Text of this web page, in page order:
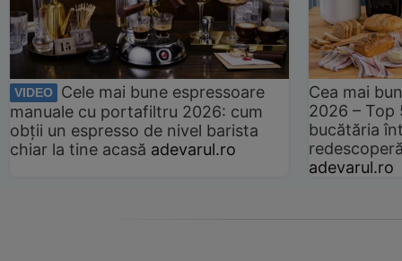
VIDEO
Cele mai bune espressoare
manuale cu portafiltru 2026: cum
obții un espresso de nivel barista
chiar la tine acasă adevarul.ro
Cea mai
2026 –
bucătăria
adevarul.ro